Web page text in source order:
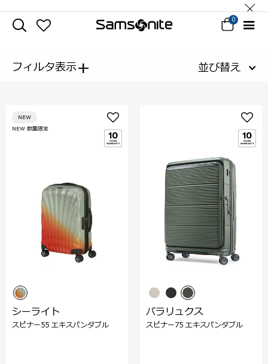
0
フィルタ表示+ 並び替え
NEW 数量限定
NEW
シーライト
スピナー55 エキスパンダブル
パラリュクス
スピナー75 エキスパンダブル